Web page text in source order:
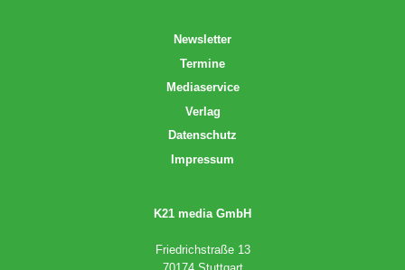
Newsletter
Termine
Mediaservice
Verlag
Datenschutz
Impressum
K21 media GmbH
Friedrichstraße 13